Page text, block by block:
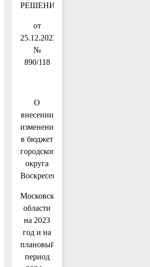
РЕШЕНИЕ
от
25.12.2023
№
890/118
О
внесении
изменений
в бюджет
городского
округа
Воскресенск
Московской
области
на 2023
год и на
плановый
период